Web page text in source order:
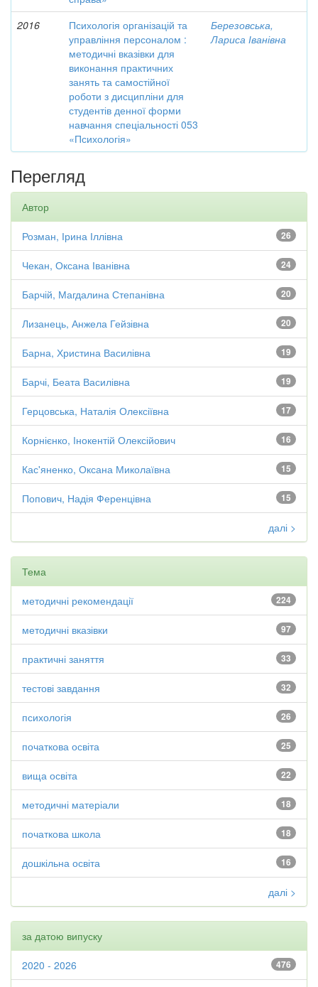
2016
Психологія організацій та
управління персоналом :
методичні вказівки для
виконання практичних
занять та самостійної
роботи з дисципліни для
студентів денної форми
навчання спеціальності 053
«Психологія»
Березовська,
Лариса Іванівна
Перегляд
Автор
26
Розман, Ірина Іллівна
24
Чекан, Оксана Іванівна
20
Барчій, Магдалина Степанівна
20
Лизанець, Анжела Гейзівна
19
Барна, Христина Василівна
19
Барчі, Беата Василівна
17
Герцовська, Наталія Олексіївна
16
Корнієнко, Інокентій Олексійович
15
Кас'яненко, Оксана Миколаївна
15
Попович, Надія Ференцівна
далі >
Тема
224
методичні рекомендації
97
методичні вказівки
33
практичні заняття
32
тестові завдання
26
психологія
25
початкова освіта
22
вища освіта
18
методичні матеріали
18
початкова школа
16
дошкільна освіта
далі >
за датою випуску
476
2020 - 2026